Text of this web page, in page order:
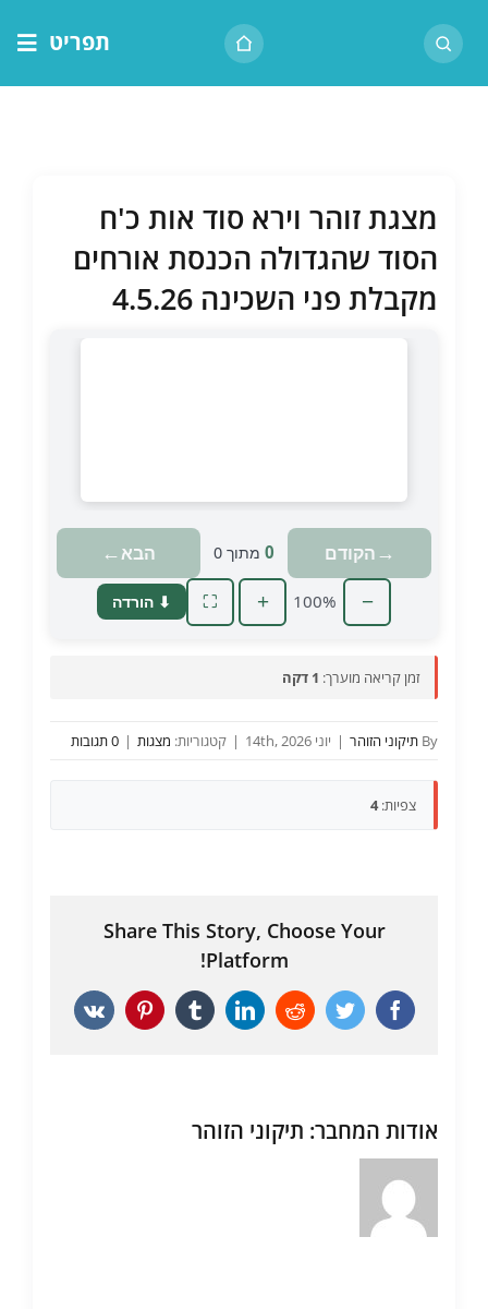
לתוכן
תפריט
שיעור יומי
מאמרים
מצגת זוהר וירא סוד אות כ'ח
הסוד שהגדולה הכנסת אורחים
מקבלת פני השכינה 4.5.26
טוען מצגת…
→הקודם 0 מתוך 0 הבא←
−
100%
+
⛶ ⬇ הורדה
זמן קריאה מוערך: 1 דקה
By תיקוני הזוהר | יוני 14th, 2026 | קטגוריות: מצגות | 0 תגובות
צפיות:4
Share This Story, Choose Your
Platform!
Facebook
Twitter
Reddit
LinkedIn
Tumblr
Pinterest
Vk
אודות המחבר: תיקוני הזוהר